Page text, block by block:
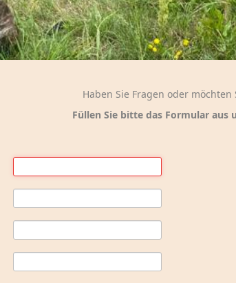
Haben Sie Fragen oder
Füllen Sie bitte das Formular aus